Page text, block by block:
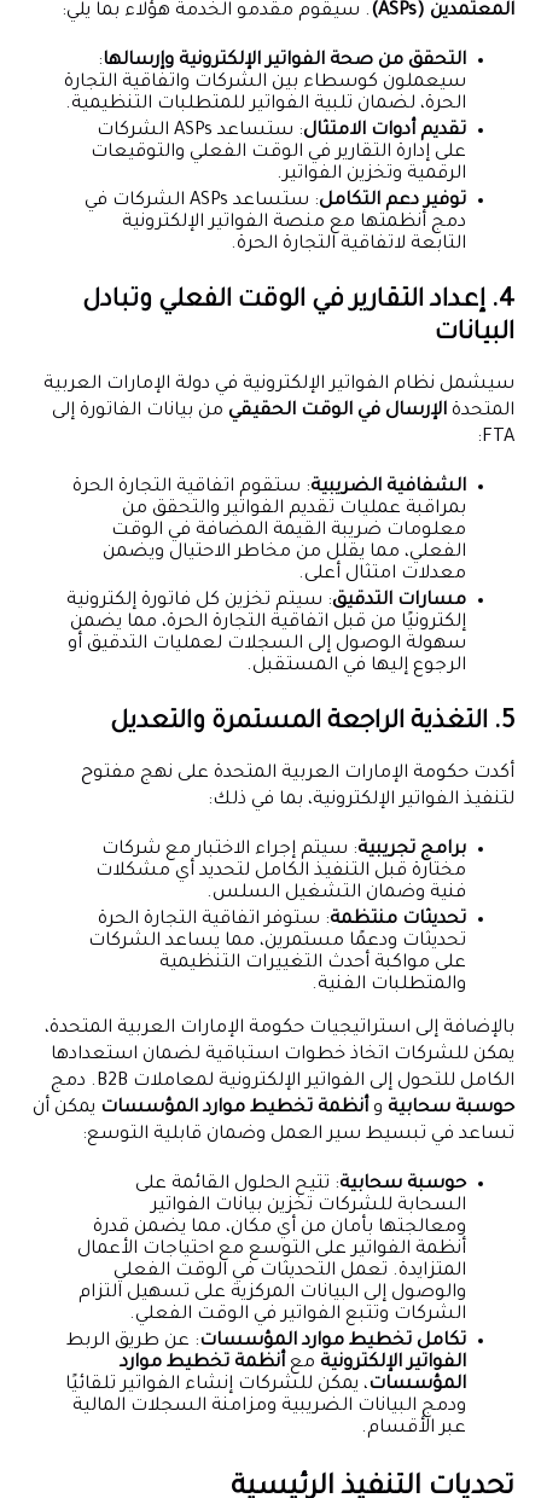
المعتمدين (ASPs)
. سيقوم مقدمو الخدمة هؤلاء بما يلي:
التحقق من صحة الفواتير الإلكترونية وإرسالها:
سيعملون كوسطاء بين الشركات واتفاقية التجارة
الحرة، لضمان تلبية الفواتير للمتطلبات التنظيمية.
تقديم أدوات الامتثال
: ستساعد ASPs الشركات
على إدارة التقارير في الوقت الفعلي والتوقيعات
الرقمية وتخزين الفواتير.
توفير دعم التكامل
: ستساعد ASPs الشركات في
دمج أنظمتها مع منصة الفواتير الإلكترونية
التابعة لاتفاقية التجارة الحرة.
4. إعداد التقارير في الوقت الفعلي وتبادل
البيانات
سيشمل نظام الفواتير الإلكترونية في دولة الإمارات العربية
المتحدةالإرسال في الوقت الحقيقي من بيانات الفاتورة إلى
FTA:
الشفافية الضريبية: ستقوم اتفاقية التجارة الحرة
بمراقبة عمليات تقديم الفواتير والتحقق من
معلومات ضريبة القيمة المضافة في الوقت
الفعلي، مما يقلل من مخاطر الاحتيال ويضمن
معدلات امتثال أعلى.
مسارات التدقيق: سيتم تخزين كل فاتورة إلكترونية
إلكترونيًا من قبل اتفاقية التجارة الحرة، مما يضمن
سهولة الوصول إلى السجلات لعمليات التدقيق أو
الرجوع إليها في المستقبل.
5. التغذية الراجعة المستمرة والتعديل
أكدت حكومة الإمارات العربية المتحدة على نهج مفتوح
لتنفيذ الفواتير الإلكترونية، بما في ذلك:
برامج تجريبية: سيتم إجراء الاختبار مع شركات
مختارة قبل التنفيذ الكامل لتحديد أي مشكلات
فنية وضمان التشغيل السلس.
تحديثات منتظمة: ستوفر اتفاقية التجارة الحرة
تحديثات ودعمًا مستمرين، مما يساعد الشركات
على مواكبة أحدث التغييرات التنظيمية
والمتطلبات الفنية.
بالإضافة إلى استراتيجيات حكومة الإمارات العربية المتحدة،
يمكن للشركات اتخاذ خطوات استباقية لضمان استعدادها
الكامل للتحول إلى الفواتير الإلكترونية لمعاملات B2B. دمج
حوسبة سحابية وأنظمة تخطيط موارد المؤسسات يمكن أن
تساعد في تبسيط سير العمل وضمان قابلية التوسع:
حوسبة سحابية: تتيح الحلول القائمة على
السحابة للشركات تخزين بيانات الفواتير
ومعالجتها بأمان من أي مكان، مما يضمن قدرة
أنظمة الفواتير على التوسع مع احتياجات الأعمال
المتزايدة. تعمل التحديثات في الوقت الفعلي
والوصول إلى البيانات المركزية على تسهيل التزام
الشركات وتتبع الفواتير في الوقت الفعلي.
تكامل تخطيط موارد المؤسسات: عن طريق الربط
الفواتير الإلكترونية معأنظمة تخطيط موارد
المؤسسات، يمكن للشركات إنشاء الفواتير تلقائيًا
ودمج البيانات الضريبية ومزامنة السجلات المالية
عبر الأقسام.
تحديات التنفيذ الرئيسية